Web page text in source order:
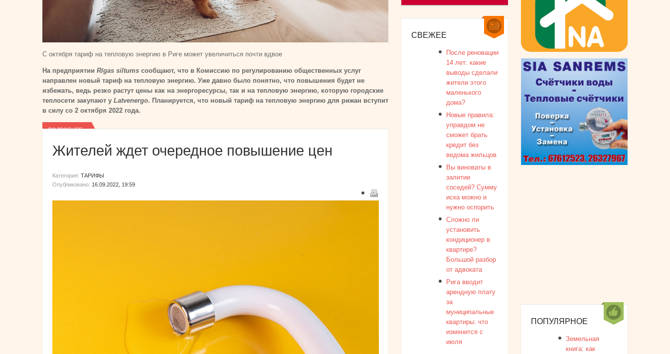
С октября тариф на тепловую энергию в Риге может увеличиться почти вдвое
На предприятии Rīgas siltums сообщают, что в Комиссию по регулированию общественных услуг
направлен новый тариф на тепловую энергию. Уже давно было понятно, что повышения будет не
избежать, ведь резко растут цены как на энергоресурсы, так и на тепловую энергию, которую городские
теплосети закупают у Latvenergo. Планируется, что новый тариф на тепловую энергию для рижан вступит
в силу со 2 октября 2022 года.
ПОДРОБНЕЕ...
Жителей ждет очередное повышение цен
Категория: ТАРИФЫ
Опубликовано: 16.09.2022, 19:59
СВЕЖЕЕ
После реновации
14 лет: какие
выводы сделали
жители этого
маленького
дома?
Новые правила:
управдом не
сможет брать
кредит без
ведома жильцов
Вы виноваты в
залитии
соседей? Сумму
иска можно и
нужно оспорить
Сложно ли
установить
кондиционер в
квартире?
Большой разбор
от адвоката
Рига вводит
арендную плату
за
муниципальные
квартиры: что
изменится с
июля
ПОПУЛЯРНОЕ
Земельная
книга: как